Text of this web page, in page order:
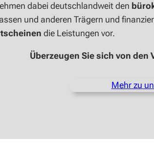
dabei deutschlandweit den
und anderen Trägern und
die Leistungen vor.
Überzeugen Sie sich von
Mehr zu